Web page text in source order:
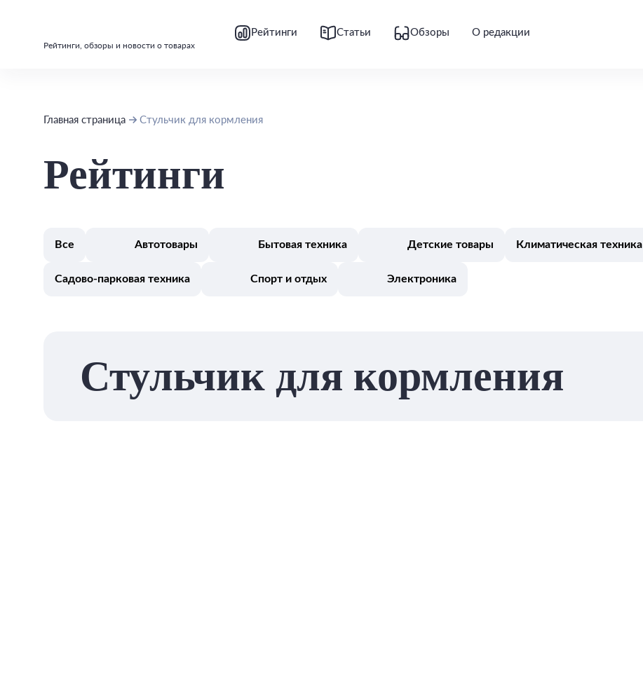
Рейтинги, обзоры и новости о товарах
Рейтинги Статьи Обзоры О редакции
Главная страница Стульчик для кормления
Рейтинги
Все Автотовары Бытовая техника Детские товары Климатическая техника
Садово-парковая техника Спорт и отдых Электроника
Стульчик для кормления